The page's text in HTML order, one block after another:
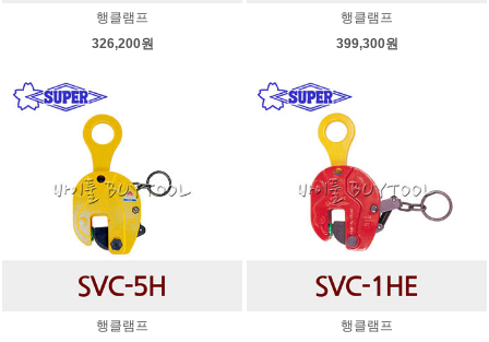
행클램프
326,200원
행클램프
399,300원
행클램프
행클램프